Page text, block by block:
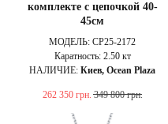
комплекте с цепочкой 40-
45см
МОДЕЛЬ: CP25-2172
Каратность: 2.50 кт
НАЛИЧИЕ: Киев, Ocean Plaza
262 350 грн. 349 800 грн.